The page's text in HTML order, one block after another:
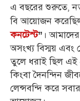
এ বছরের শুরুতে,
বি আয়োজন
কনটেস্ট” ।
অসংখ্য বিস্ময় এবং
তুলে ধরাই ছিল এই
কিংবা দৈনন্দিন
লেন্সবন্দি করে